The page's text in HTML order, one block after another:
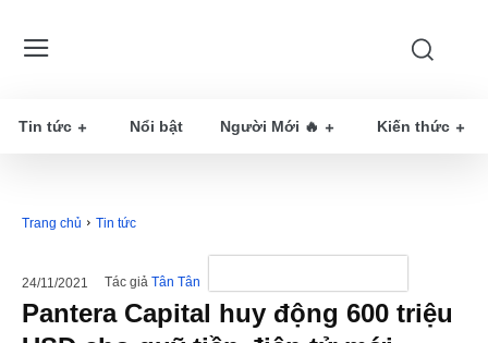
Tin tức Nổi bật Người Mới 🔥 Kiến thức
Trang chủ Tin tức
24/11/2021 Tác giả Tân Tân
Pantera Capital huy động 600 triệu